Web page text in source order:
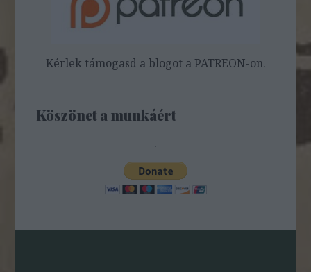
Kérlek támogasd a blogot a PATREON-on.
Köszönet a munkáért
.